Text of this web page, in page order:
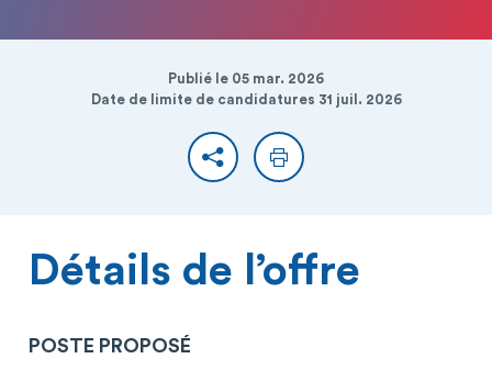
Publié le 05 mar. 2026
Date de limite de candidatures 31 juil. 2026
PartagerImprimer
Détails de l’offre
POSTE PROPOSÉ